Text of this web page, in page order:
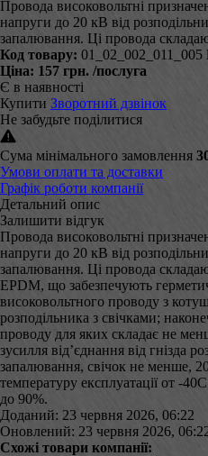
Провода високовольтні
напруги до 20 кВ від
запалювання. Ці провода
Код товару: 01_02_002_011_005
Ціна: 157 грн. /послуга
Є в наявності
Купити Зворотний дзвінок
Не забудьте поділитися
Сума мінімального замовлення
Умови оплати та доставки
Графік роботи компанії
Детальний опис
Залишити відгук
Провода високовольтні
напруги до 20 кВ від
запалювання. Ці провода
EPDM, що забезпечують
високовольтного проводу з
розподільника з свічками;
проводу для яких складає не
зусилля від’єднання від гнізда
запалювання, свічок не менше,
температуру експлуатації от -
до 90%.
Доданий: 23 червня 2026, 06:22
Оновлений: 23 червня 2026,
Схожі товари компанії: